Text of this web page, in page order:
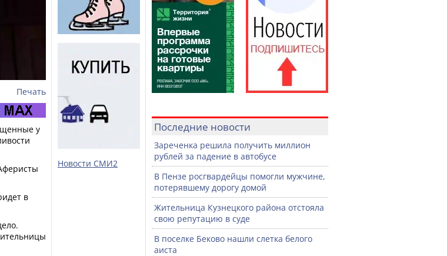
Печать
у
в
Новости СМИ2
Последние новости
Зареченка решила получить миллион
рублей за падение в автобусе
В Пензе росгвардейцы помогли мужчине,
потерявшему дорогу домой
Жительница Кузнецкого района отстояла
свою репутацию в суде
В поселке Беково нашли слетка белого
аиста